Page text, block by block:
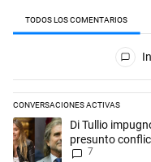
TODOS LOS COMENTARIOS
Todos los
CONVERSACIONES ACTIVAS
Este listado muestra los
Un artículo de tendencia
Di Tullio
presunto
Tierras
7